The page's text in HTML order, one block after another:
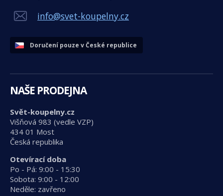
info@svet-koupelny.cz
Doručení pouze v České republice
NAŠE PRODEJNA
Svět-koupelny.cz
Višňová 983 (vedle VZP)
434 01 Most
Česká republika
Otevírací doba
Po - Pá: 9:00 - 15:30
Sobota: 9:00 - 12:00
Neděle: zavřeno